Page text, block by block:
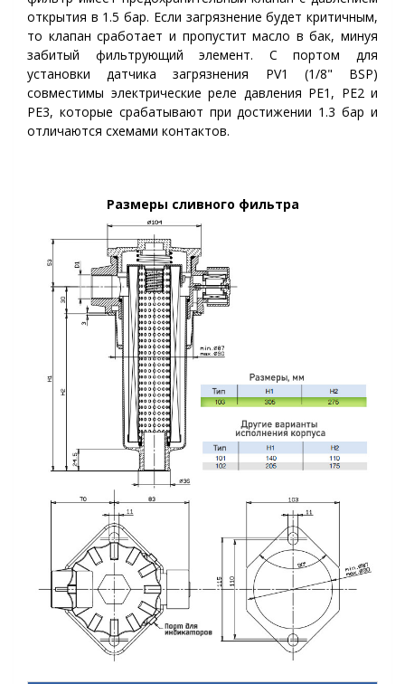
открытия в 1.5 бар. Если загрязнение будет критичным,
то клапан сработает и пропустит масло в бак, минуя
забитый фильтрующий элемент. С портом для
установки датчика загрязнения PV1 (1/8" BSP)
совместимы электрические реле давления PE1, PE2 и
PE3, которые срабатывают при достижении 1.3 бар и
отличаются схемами контактов.
Размеры сливного фильтра